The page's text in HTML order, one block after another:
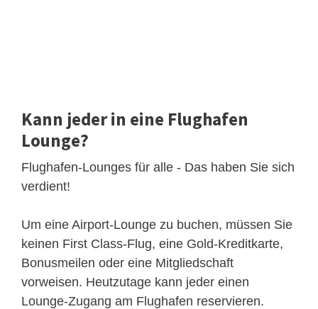
Kann jeder in eine Flughafen
Lounge?
Flughafen-Lounges für alle - Das haben Sie sich
verdient!
Um eine Airport-Lounge zu buchen, müssen Sie
keinen First Class-Flug, eine Gold-Kreditkarte,
Bonusmeilen oder eine Mitgliedschaft
vorweisen. Heutzutage kann jeder einen
Lounge-Zugang am Flughafen reservieren.